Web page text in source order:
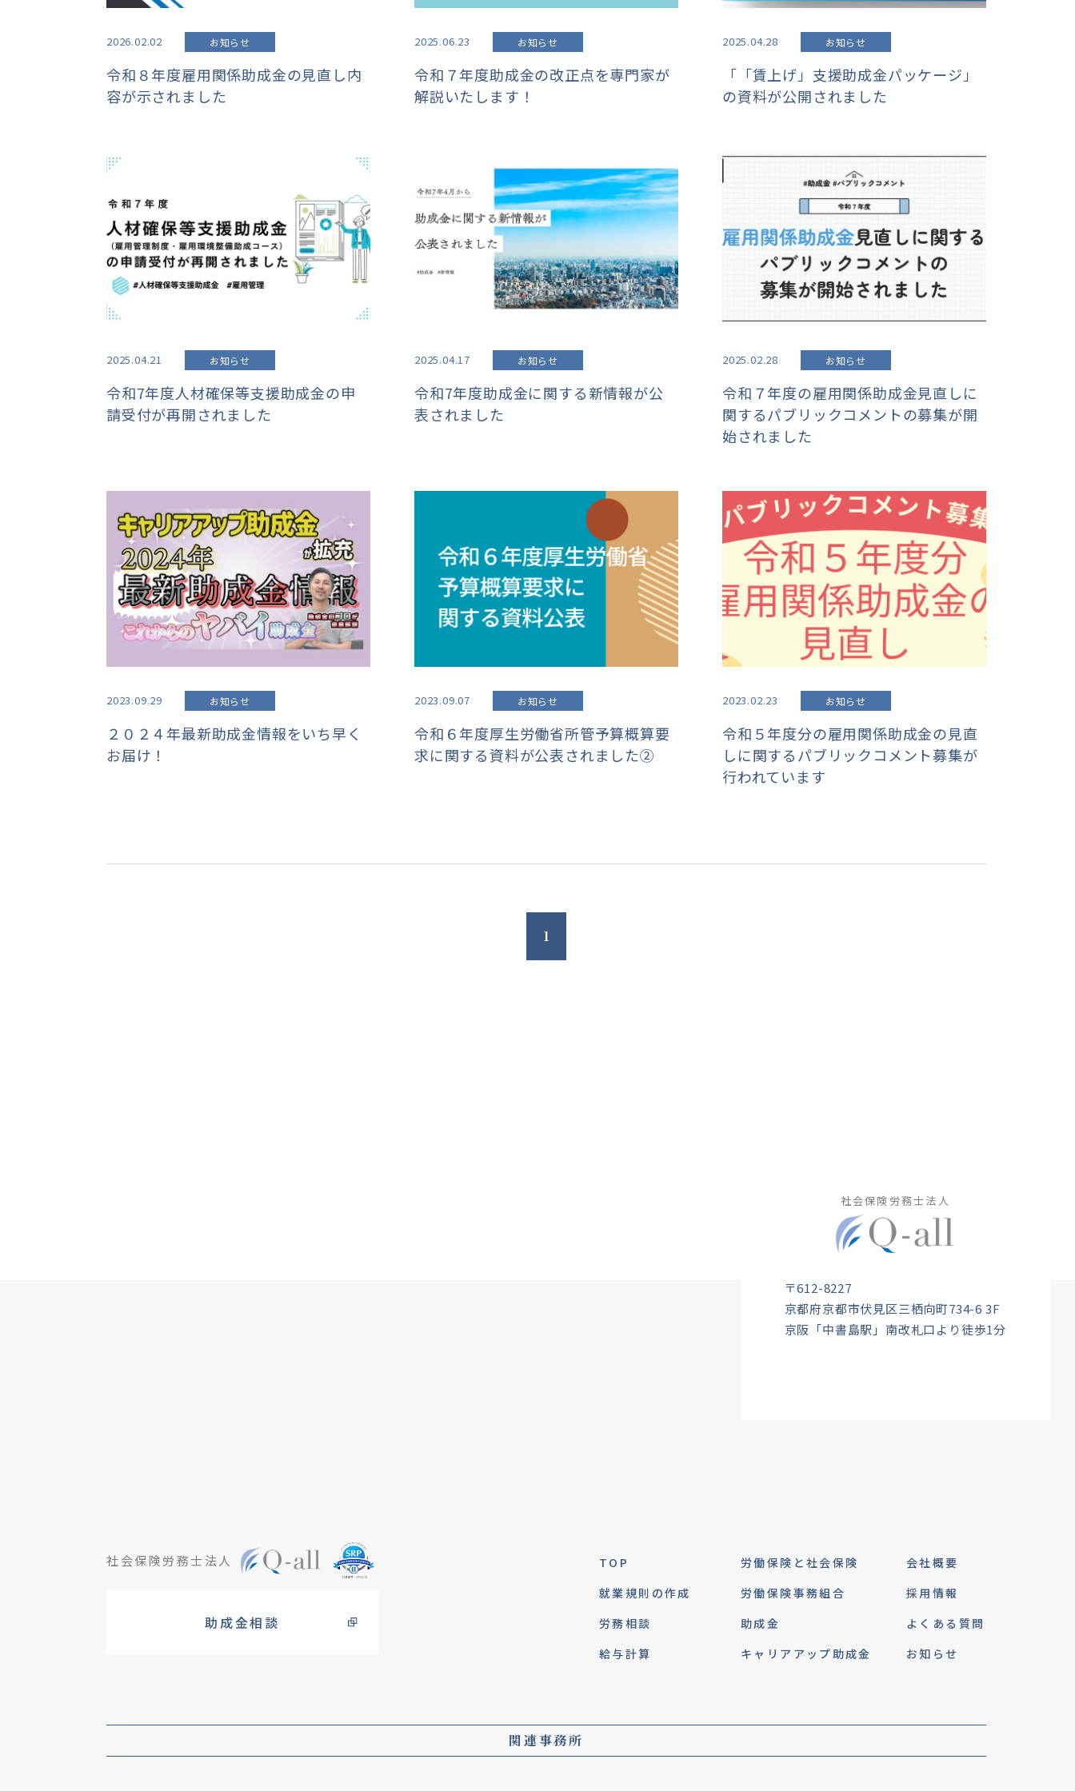
2026.02.02 お知らせ
令和８年度雇用関係助成金の見直し内
容が示されました
2025.06.23 お知らせ
令和７年度助成金の改正点を専門家が
解説いたします！
2025.04.28 お知らせ
「「賃上げ」支援助成金パッケージ」
の資料が公開されました
2025.04.21 お知らせ
令和7年度人材確保等支援助成金の申
請受付が再開されました
2025.04.17 お知らせ
令和7年度助成金に関する新情報が公
表されました
2025.02.28 お知らせ
令和７年度の雇用関係助成金見直しに
関するパブリックコメントの募集が開
始されました
2023.09.29 お知らせ
２０２４年最新助成金情報をいち早く
お届け！
2023.09.07 お知らせ
令和６年度厚生労働省所管予算概算要
求に関する資料が公表されました②
2023.02.23 お知らせ
令和５年度分の雇用関係助成金の見直
しに関するパブリックコメント募集が
行われています
1
社会保険労務士法人
〒612-8227
京都府京都市伏見区三栖向町734-6 3F
京阪「中書島駅」南改札口より徒歩1分
社会保険労務士法人
助成金相談
TOP
就業規則の作成
労務相談
給与計算
労働保険と社会保険
労働保険事務組合
助成金
キャリアアップ助成金
会社概要
採用情報
よくある質問
お知らせ
関連事務所